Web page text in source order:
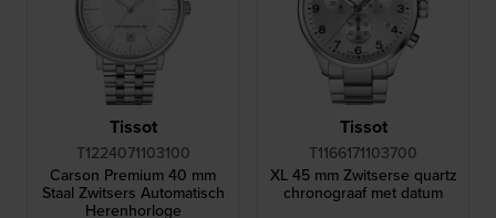
Tissot
T1224071103100
Carson Premium 40 mm
Staal Zwitsers Automatisch
Herenhorloge
Tissot
T1166171103700
XL 45 mm Zwitserse quartz
chronograaf met datum